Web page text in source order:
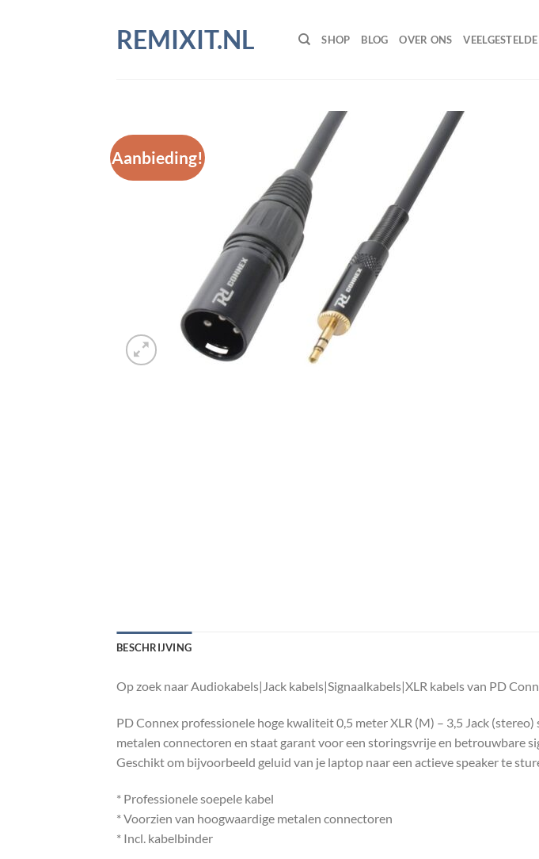
REMIXIT.NL SHOP BLOG OVER ONS
Aanbieding!
BESCHRIJVING
Op zoek naar Audiokabels|Jack kabels|Signaalkabels|XLR kabels van PD
PD Connex professionele hoge kwaliteit 0,5 meter XLR (M) – 3,5 Jack
metalen connectoren en staat garant voor een storingsvrije en betrouwbare
Geschikt om bijvoorbeeld geluid van je laptop naar een actieve speaker te
* Professionele soepele kabel
* Voorzien van hoogwaardige metalen connectoren
* Incl. kabelbinder